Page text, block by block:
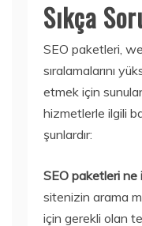
Sıkça
SEO paketleri,
sıralamalarını
etmek için
hizmetlerle ilgili
şunlardır:
SEO paketleri ne
sitenizin arama
için gerekli olan